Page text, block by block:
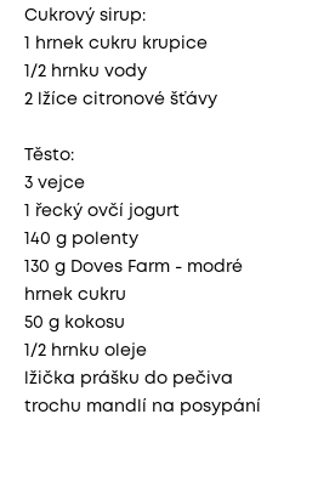
Cukrový sirup:
1 hrnek cukru krupice
1/2 hrnku vody
2 lžíce citronové šťávy
Těsto:
3 vejce
1 řecký ovčí jogurt
140 g polenty
130 g Doves Farm - modré
hrnek cukru
50 g kokosu
1/2 hrnku oleje
lžička prášku do pečiva
trochu mandlí na posypání